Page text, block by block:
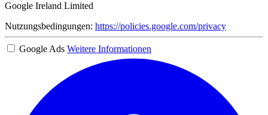
Google Ireland Limited
Nutzungsbedingungen: https://policies.google.com/privacy
Google Ads Weitere Informationen